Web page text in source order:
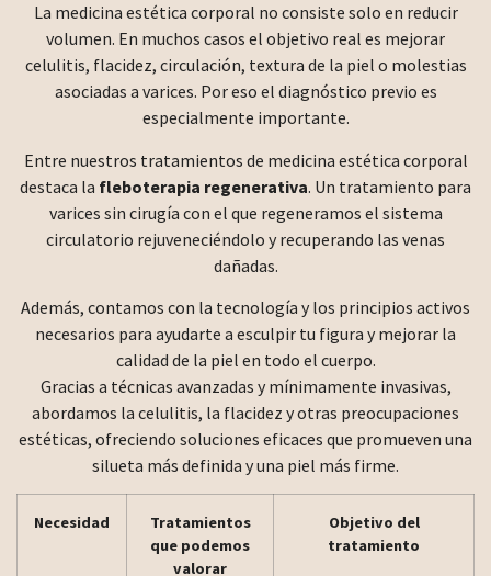
La medicina estética corporal no consiste solo en reducir
volumen. En muchos casos el objetivo real es mejorar
celulitis, flacidez, circulación, textura de la piel o molestias
asociadas a varices. Por eso el diagnóstico previo es
especialmente importante.
Entre nuestros tratamientos de medicina estética corporal
destaca la fleboterapia regenerativa. Un tratamiento para
varices sin cirugía con el que regeneramos el sistema
circulatorio rejuveneciéndolo y recuperando las venas
dañadas.
Además, contamos con la tecnología y los principios activos
necesarios para ayudarte a esculpir tu figura y mejorar la
calidad de la piel en todo el cuerpo.
Gracias a técnicas avanzadas y mínimamente invasivas,
abordamos la celulitis, la flacidez y otras preocupaciones
estéticas, ofreciendo soluciones eficaces que promueven una
silueta más definida y una piel más firme.
Necesidad
Tratamientos
que podemos
valorar
Objetivo del
tratamiento